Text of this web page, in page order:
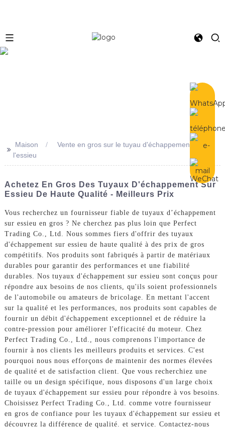
>> Maison
Vente en gros sur le tuyau d'échappement de
l'essieu
Achetez En Gros Des Tuyaux D'échappement Sur
Essieu De Haute Qualité - Meilleurs Prix
Vous recherchez un fournisseur fiable de tuyaux d’échappement
sur essieu en gros ? Ne cherchez pas plus loin que Perfect
Trading Co., Ltd. Nous sommes fiers d'offrir des tuyaux
d'échappement sur essieu de haute qualité à des prix de gros
compétitifs. Nos produits sont fabriqués à partir de matériaux
durables pour garantir des performances et une fiabilité
durables. Nos tuyaux d'échappement sur essieu sont conçus pour
répondre aux besoins de nos clients, qu'ils soient professionnels
de l'automobile ou amateurs de bricolage. En mettant l'accent
sur la qualité et les performances, nos produits sont capables de
fournir un débit d'échappement exceptionnel et de réduire la
contre-pression pour améliorer l'efficacité du moteur. Chez
Perfect Trading Co., Ltd., nous comprenons l'importance de
fournir à nos clients les meilleurs produits et services. C'est
pourquoi nous nous efforçons de maintenir des normes élevées
de qualité et de satisfaction client. Que vous recherchiez une
taille ou un design spécifique, nous disposons d'un large choix
de tuyaux d'échappement sur essieu pour répondre à vos besoins.
Choisissez Perfect Trading Co., Ltd. comme votre fournisseur
en gros de confiance pour les tuyaux d'échappement sur essieu et
découvrez la différence de qualité. et service. Contactez-nous